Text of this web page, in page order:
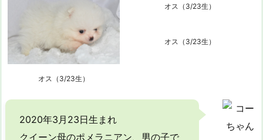
オス（3/23生）
オス（3/23生）
オス（3/23生）
2020年3月23日生まれ
クイーン母のポメラニアン、男の子で